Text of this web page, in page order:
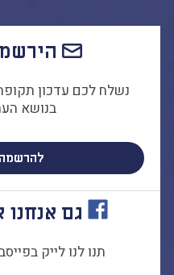
זיהיתי הדתה, מה
המדריך להורה החילוני
המדריך למורה: תרבות
כל הכתבות
נשלח לכם עדכון
בנושא
גם אנחנו
תנו לנו לייק